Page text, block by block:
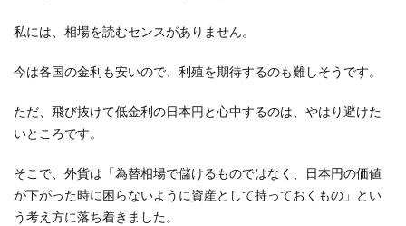
私には、相場を読むセンスがありません。
今は各国の金利も安いので、利殖を期待するのも難しそうです。
ただ、飛び抜けて低金利の日本円と心中するのは、やはり避けた
いところです。
そこで、外貨は「為替相場で儲けるものではなく、日本円の価値
が下がった時に困らないように資産として持っておくもの」とい
う考え方に落ち着きました。